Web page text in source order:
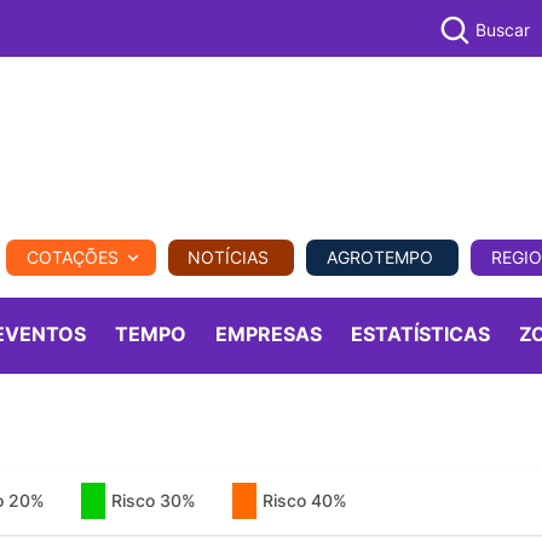
REGIONAL COMERCIAL AGROVIAGENS
Buscar
COTAÇÕES NOTÍCIAS AGROTEMPO
TEMPO EMPRESAS ESTATÍSTICAS
20% Risco 30% Risco 40%